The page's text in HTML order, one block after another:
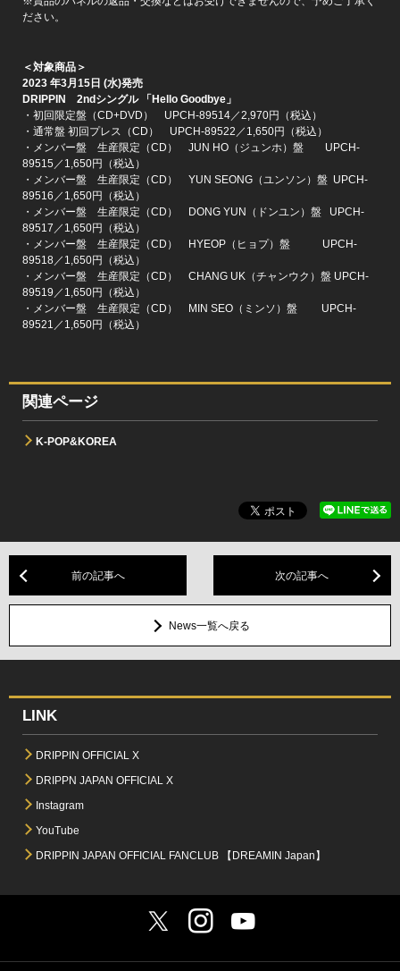
ださい。
＜対象商品＞
2023 年3月15日 (水)発売
DRIPPIN
2ndシングル 「Hello Goodbye 」
・初回限定盤（CD+DVD） UPCH-89514／2,970円（税込）
・通常盤 初回プレス（CD） UPCH-89522／1,650円（税込）
・メンバー盤 生産限定（CD） JUN HO（ジュンホ）盤 UPCH-
89515／1,650円（税込）
・メンバー盤 生産限定（CD） YUN SEONG（ユンソン）盤 UPCH-
89516／1,650円（税込）
・メンバー盤 生産限定（CD） DONG YUN（ドンユン）盤 UPCH-
89517／1,650円（税込）
・メンバー盤 生産限定（CD） HYEOP（ヒョプ）盤 UPCH-
89518／1,650円（税込）
・メンバー盤 生産限定（CD） CHANG UK（チャンウク）盤 UPCH-
89519／1,650円（税込）
・メンバー盤 生産限定（CD） MIN SEO（ミンソ）盤 UPCH-
89521／1,650円（税込）
関連ページ
K-POP&KOREA
前の記事へ 次の記事へ
News一覧へ戻る
LINK
DRIPPIN OFFICIAL X
DRIPPN JAPAN OFFICIAL X
Instagram
YouTube
DRIPPIN JAPAN OFFICIAL FANCLUB 【DREAMIN Japan】